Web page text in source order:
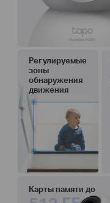
Регулируемые
зоны
обнаружения
движения
Карты памяти до